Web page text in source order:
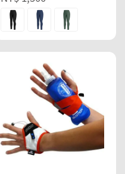
price